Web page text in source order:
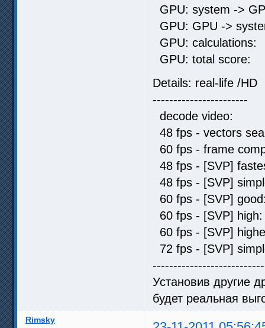
GPU: system ->
GPU: GPU ->
GPU:
GPU: total
Details: real-life /HD
-----------------------
decode
48 fps - vectors
60 fps - frame
48 fps - [SVP]
48 fps - [SVP]
60 fps - [SVP]
60 fps - [SVP]
60 fps - [SVP]
72 fps - [SVP]
Установив другие
будет реальная
Rimsky